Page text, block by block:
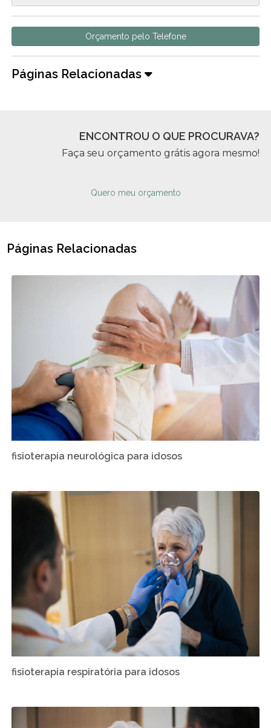
Orçamento pelo Telefone
Páginas Relacionadas
ENCONTROU O QUE PROCURAVA?
Faça seu orçamento grátis agora mesmo!
Quero meu orçamento
Páginas Relacionadas
fisioterapia neurológica para idosos
fisioterapia respiratória para idosos